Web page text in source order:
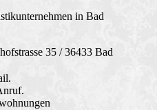
in Bad
35 / 36433 Bad